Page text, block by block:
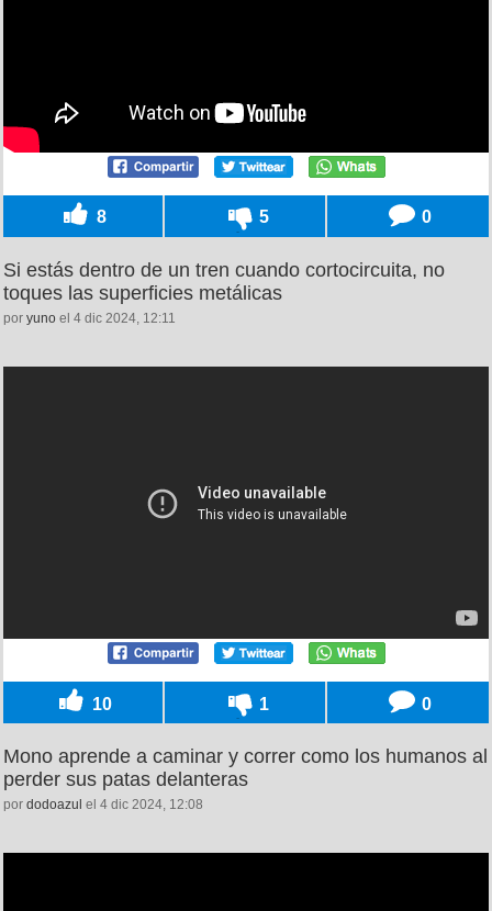
8 5 0
Si estás dentro de un tren cuando cortocircuita, no
toques las superficies metálicas
por yuno el 4 dic 2024, 12:11
10 1 0
Mono aprende a caminar y correr como los humanos al
perder sus patas delanteras
por dodoazul el 4 dic 2024, 12:08